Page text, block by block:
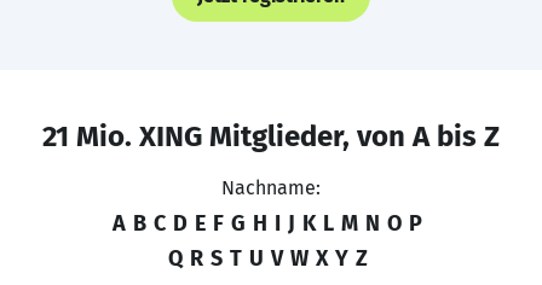
21 Mio. XING Mitglieder, von A bis Z
Nachname:
A B C D E F G H I J K L M N O P
Q R S T U V W X Y Z